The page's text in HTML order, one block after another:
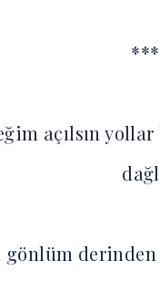
açılsın
derinden